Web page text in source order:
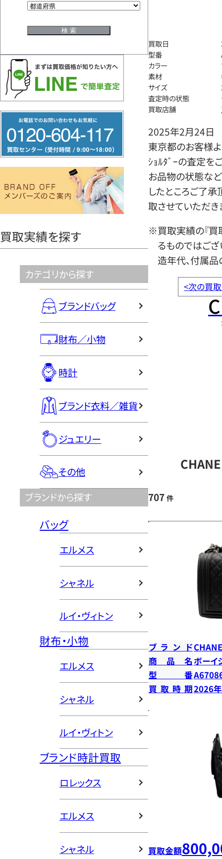
リ
ー
ヤ
買取実績を探す
カテゴリから探す
ブランドバッグ
財布／小物
時計
ブランド衣料／雑貨
ジュエリー
その他
ブランドから探す
バッグ
エルメス
シャネル
ルイ・ヴィトン
財布・小物
エルメス
シャネル
ルイ・ヴィトン
ブランド時計買取
ロレックス
エルメス
シャネル
買取日
型番
カラー
素材
サイズ
査定時の状態
買取店舗
2025年2月24日
東京都のお客様
ｼｮﾙﾀﾞｰの査定を
お品物の状態など
したところご了
取させていただき
※買取実績の『買
るものではござ
造年代、付属品
<次の買
707 件
ブランド
商品名ボーイ
型番
買取時期2026
買取金額